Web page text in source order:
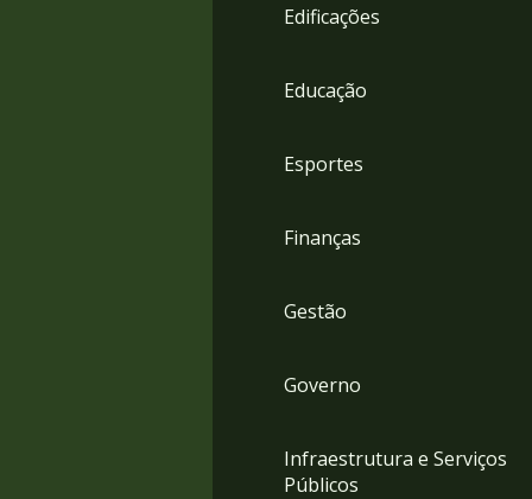
Edificações
Educação
Esportes
Finanças
Gestão
Governo
Infraestrutura e Serviços
Públicos